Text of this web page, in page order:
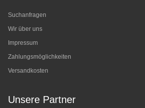
Suchanfragen
Wir über uns
Impressum
Zahlungsmöglichkeiten
Versandkosten
Unsere Partner